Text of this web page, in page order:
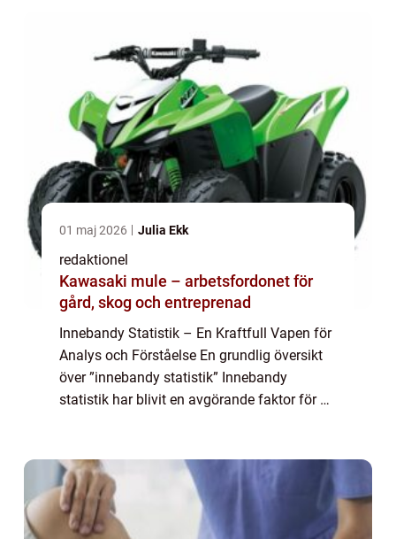
01 maj 2026 Julia Ekk
redaktionel
Kawasaki mule – arbetsfordonet för
gård, skog och entreprenad
Innebandy Statistik – En Kraftfull Vapen för
Analys och Förståelse En grundlig översikt
över ”innebandy statistik” Innebandy
statistik har blivit en avgörande faktor för att